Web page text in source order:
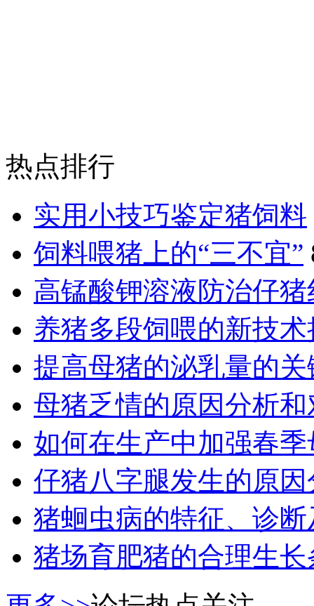
热点排行
实用小技巧鉴定猪饲料
饲料喂猪上的“三不宜”
高锰酸钾溶液防治仔
养猪多段饲喂的新技术
提高母猪的泌乳量的
母猪乏情的原因分析和
如何在生产中加强春
仔猪八字腿发生的原
猪蛔虫病的特征、诊
猪场育肥猪的合理生长